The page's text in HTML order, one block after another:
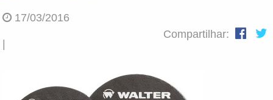
17/03/2016
|
Compartilhar: